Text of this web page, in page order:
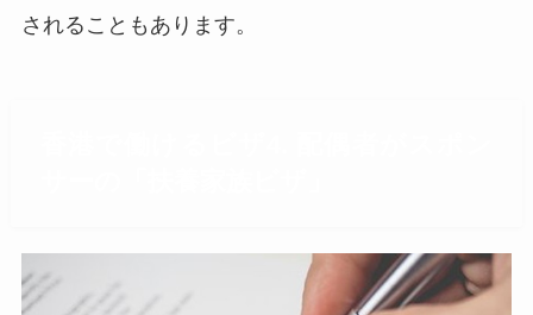
されることもあります。